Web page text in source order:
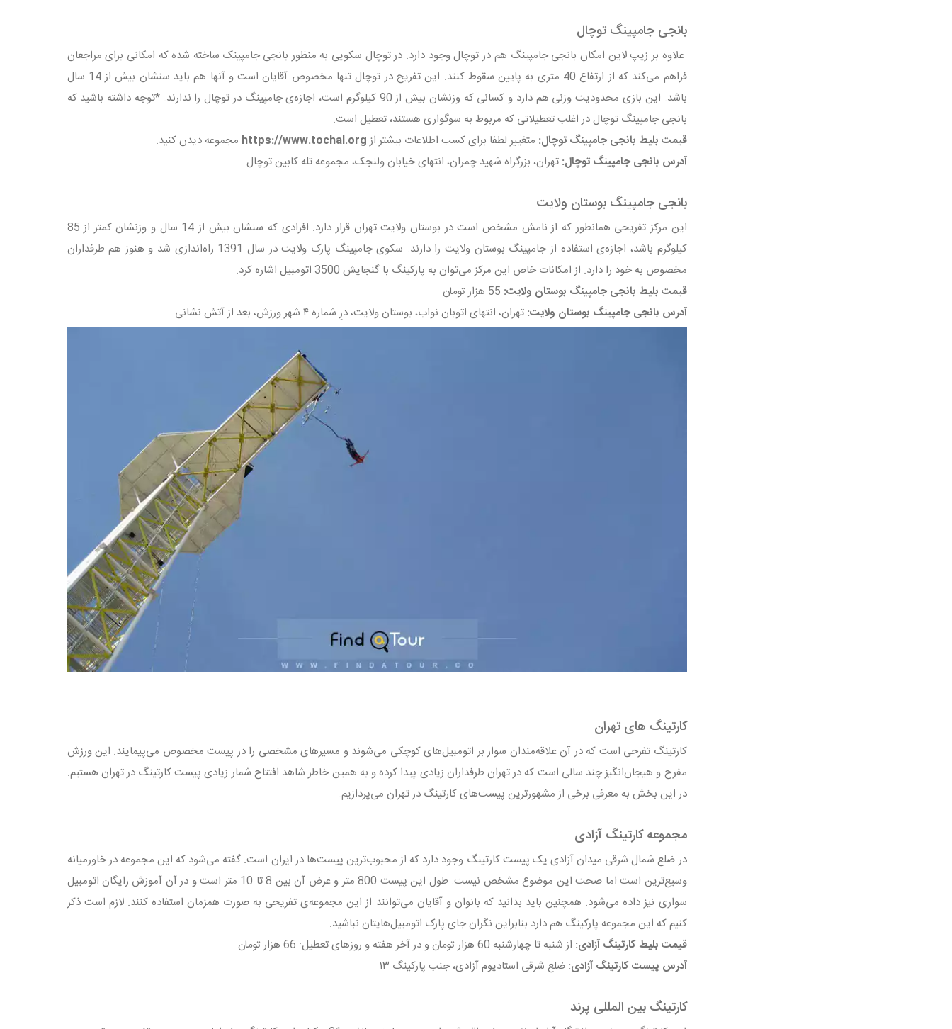
بانجی جامپینگ توچال
علاوه بر زیپ لاین امکان بانجی جامپینگ هم در توچال وجود دارد. در توچال سکویی به منظور بانجی جامپینک ساخته شده که امکانی برای مراجعان
فراهم می‌کند که از ارتفاع 40 متری به پایین سقوط کنند. این تفریح در توچال تنها مخصوص آقایان است و آنها هم باید سنشان بیش از 14 سال
باشد. این بازی محدودیت وزنی هم دارد و کسانی که وزنشان بیش از 90 کیلوگرم است، اجازه‌ی جامپینگ در توچال را ندارند. *توجه داشته باشید که
بانجی جامپینگ توچال در اغلب تعطیلاتی که مربوط به سوگواری هستند، تعطیل است.
قیمت بلیط بانجی جامپینگ توچال: متغییر لطفا برای کسب اطلاعات بیشتر ازhttps://www.tochal.org مجموعه دیدن کنید.
آدرس بانجی جامپینگ توچال: تهران، بزرگراه شهید چمران، انتهای خیابان ولنجک، مجموعه تله کابین توچال
بانجی جامپینگ بوستان ولایت
این مرکز تفریحی همانطور که از نامش مشخص است در بوستان ولایت تهران قرار دارد. افرادی که سنشان بیش از 14 سال و وزنشان کمتر از 85
کیلوگرم باشد، اجازه‌ی استفاده از جامپینگ بوستان ولایت را دارند. سکوی جامپینگ پارک ولایت در سال 1391 راه‌اندازی شد و هنوز هم طرفداران
مخصوص به خود را دارد. از امکانات خاص این مرکز می‌توان به پارکینگ با گنجایش 3500 اتومبیل اشاره کرد.
قیمت بلیط بانجی جامپینگ بوستان ولایت:
آدرس بانجی جامپینگ بوستان ولایت: تهران، انتهای اتوبان نواب، بوستان ولایت، درِ شماره ۴ شهر ورزش، بعد از آتش نشانی
کارتینگ های تهران
کارتینگ تفرحی است که در آن علاقه‌مندان سوار بر اتومبیل‌های کوچکی می‌شوند و مسیرهای مشخصی را در پیست مخصوص می‌پیمایند. این ورزش
مفرح و هیجان‌انگیز چند سالی است که در تهران طرفداران زیادی پیدا کرده و به همین خاطر شاهد افتتاح شمار زیادی پیست کارتینگ در تهران هستیم.
در این بخش به معرفی برخی از مشهورترین پیست‌های کارتینگ در تهران می‌پردازیم.
مجموعه کارتینگ آزادی
در ضلع شمال شرقی میدان آزادی یک پیست کارتینگ وجود دارد که از محبوب‌ترین پیست‌ها در ایران است. گفته می‌شود که این مجموعه در خاورمیانه
وسیع‌ترین است اما صحت این موضوع مشخص نیست. طول این پیست 800 متر و عرض آن بین 8 تا 10 متر است و در آن آموزش رایگان اتومبیل
سواری نیز داده می‌شود. همچنین باید بدانید که بانوان و آقایان می‌توانند از این مجموعه‌ی تفریحی به صورت همزمان استفاده کنند. لازم است ذکر
کنیم که این مجموعه پارکینگ هم دارد بنابراین نگران جای پارک اتومبیل‌هایتان نباشید.
قیمت بلیط کارتینگ آزادی: از شنبه تا چهارشنبه 60 هزار تومان و در آخر هفته و روزهای تعطیل: 66 هزار تومان
آدرس پیست کارتینگ آزادی: ضلع شرقی استادیوم آزادی، جنب پارکینگ ۱۳
کارتینگ بین المللی پرند